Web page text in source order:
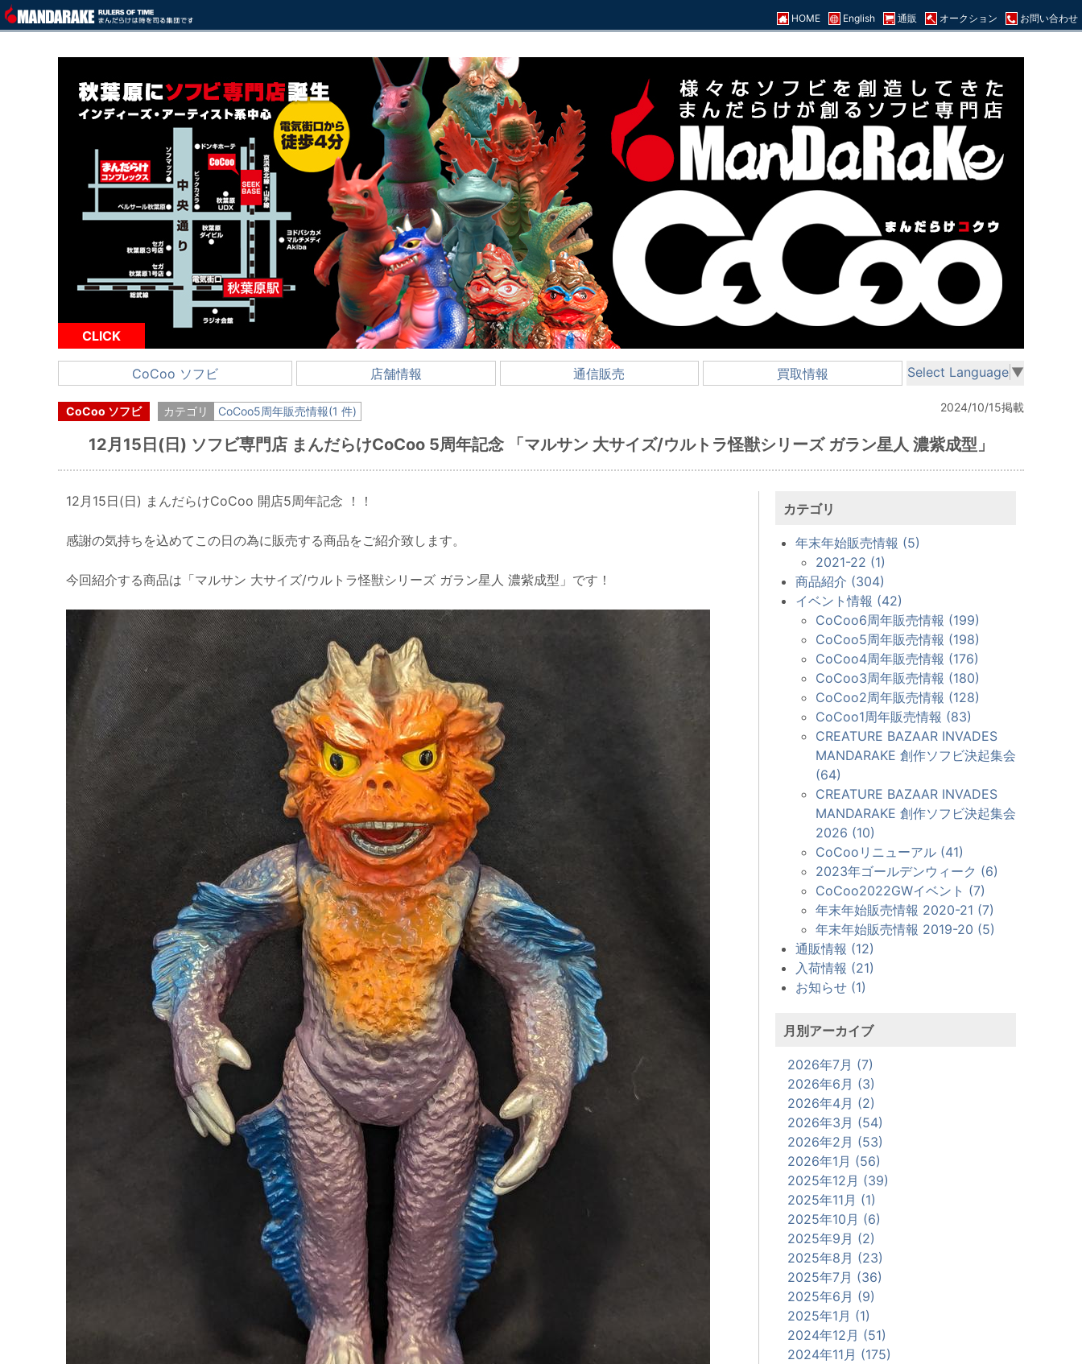
HOME English 通販 オークション お問い合わせ
CLICK
CoCoo ソフビ 店舗情報 通信販売 買取情報 Select Language ▼
CoCoo ソフビ カテゴリ CoCoo5周年販売情報(1 件) 2024/10/15掲載
12月15日(日) ソフビ専門店 まんだらけCoCoo 5周年記念 「マルサン 大サイズ/ウルトラ怪獣シリーズ ガラン星人 濃紫成型」
12月15日(日) まんだらけCoCoo 開店5周年記念 ！！
感謝の気持ちを込めてこの日の為に販売する商品をご紹介致します。
今回紹介する商品は「マルサン 大サイズ/ウルトラ怪獣シリーズ ガラン星人 濃紫成型」です！
カテゴリ
年末年始販売情報 (5)
2021-22 (1)
商品紹介 (304)
イベント情報 (42)
CoCoo6周年販売情報 (199)
CoCoo5周年販売情報 (198)
CoCoo4周年販売情報 (176)
CoCoo3周年販売情報 (180)
CoCoo2周年販売情報 (128)
CoCoo1周年販売情報 (83)
CREATURE BAZAAR INVADES
MANDARAKE 創作ソフビ決起集会
(64)
CREATURE BAZAAR INVADES
MANDARAKE 創作ソフビ決起集会
2026 (10)
CoCooリニューアル (41)
2023年ゴールデンウィーク (6)
CoCoo2022GWイベント (7)
年末年始販売情報 2020-21 (7)
年末年始販売情報 2019-20 (5)
通販情報 (12)
入荷情報 (21)
お知らせ (1)
月別アーカイブ
2026年7月 (7)
2026年6月 (3)
2026年4月 (2)
2026年3月 (54)
2026年2月 (53)
2026年1月 (56)
2025年12月 (39)
2025年11月 (1)
2025年10月 (6)
2025年9月 (2)
2025年8月 (23)
2025年7月 (36)
2025年6月 (9)
2025年1月 (1)
2024年12月 (51)
2024年11月 (175)